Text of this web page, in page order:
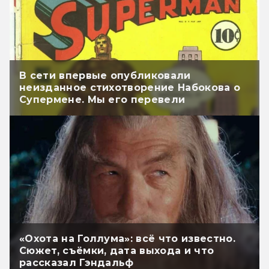
В сети впервые опубликовали
неизданное стихотворение Набокова о
Супермене. Мы его перевели
«Охота на Голлума»: всё что известно.
Сюжет, съёмки, дата выхода и что
рассказал Гэндальф